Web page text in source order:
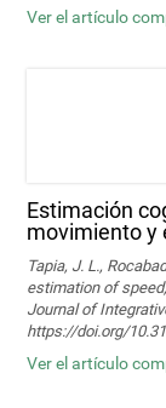
Ver el artículo
Estimación
movimiento y
Tapia, J. L.,
estimation of
Journal of
https://doi.org/
Ver el artículo